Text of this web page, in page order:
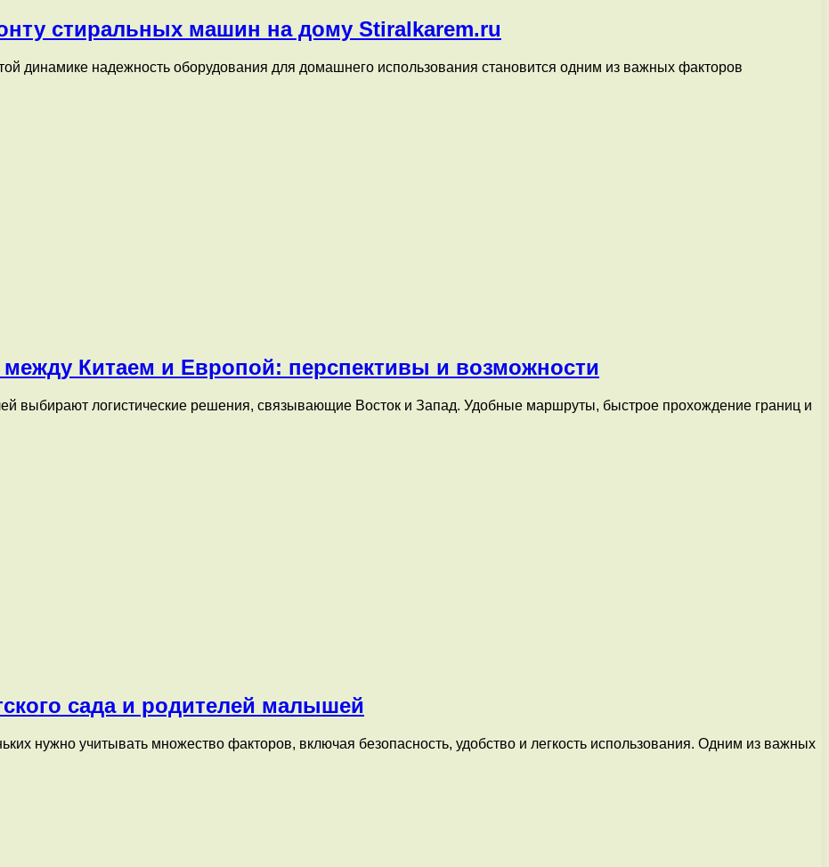
стиральных машин на дому Stiralkarem.ru
динамике надежность оборудования для домашнего использования становится одним из важных факторов
Китаем и Европой: перспективы и возможности
выбирают логистические решения, связывающие Восток и Запад. Удобные маршруты, быстрое прохождение границ и
сада и родителей малышей
нужно учитывать множество факторов, включая безопасность, удобство и легкость использования. Одним из важных